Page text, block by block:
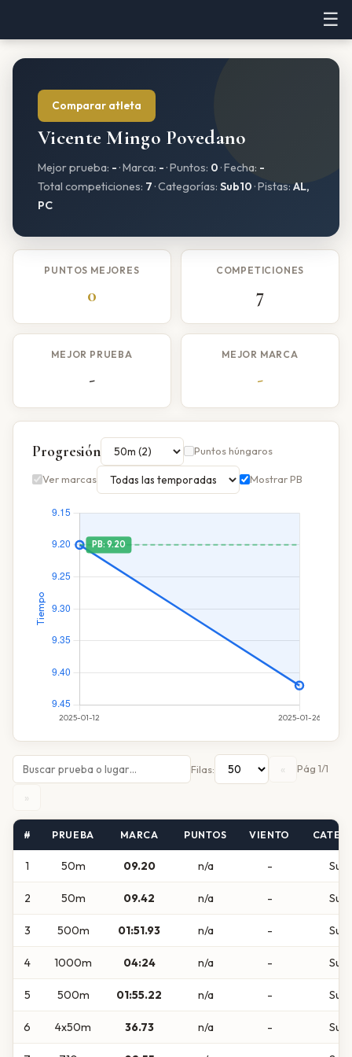
☰
Comparar atleta
Vicente Mingo Povedano
Mejor prueba: - · Marca: - · Puntos: 0 · Fecha: -
Total competiciones: 7 · Categorías: Sub10 · Pistas: AL,
PC
PUNTOS MEJORES
0
COMPETICIONES
7
MEJOR PRUEBA
-
MEJOR MARCA
-
Progresión Puntos húngaros
Ver marcas Mostrar PB
Filas: « Pág 1/1
»
# PRUEBA MARCA PUNTOS VIENTO
1 50m 09.20 n/a -
2 50m 09.42 n/a -
3 500m 01:51.93 n/a -
4 1000m 04:24 n/a -
5 500m 01:55.22 n/a -
6 4x50m 36.73 n/a -